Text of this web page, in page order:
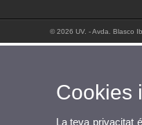
© 2026 UV. - Avda. Blasco
Cookies
La teva privacitat